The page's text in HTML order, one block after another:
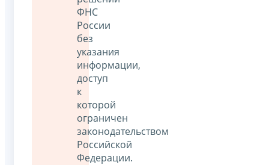
ФНС
России
без
указания
информации,
доступ
к
которой
ограничен
законодательством
Российской
Федерации.